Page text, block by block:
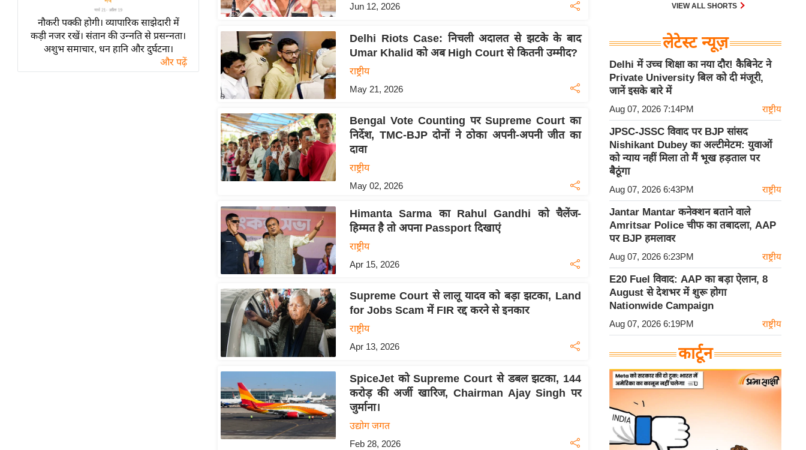
टेक्नॉलॉजी
ब्यूटी/फैशन
घरेलू नुस्खे
नौकरी पक्की होगी। व्यापारिक साझेदारी में
कड़ी नजर रखें। संतान की उन्नति से प्रसन्नता।
अशुभ समाचार, धन हानि और दुर्घटना।
और पढ़ें
Jun 12, 2026
Delhi Riots Case: निचली अदालत से झटके के बाद
Umar Khalid को अब High Court से कितनी उम्मीद?
राष्ट्रीय
May 21, 2026
Bengal Vote Counting पर Supreme Court का
निर्देश, TMC-BJP दोनों ने ठोका अपनी-अपनी जीत का
दावा
राष्ट्रीय
May 02, 2026
Himanta Sarma का Rahul Gandhi को चैलेंज-
हिम्मत है तो अपना Passport दिखाएं
राष्ट्रीय
Apr 15, 2026
Supreme Court से लालू यादव को बड़ा झटका, Land
for Jobs Scam में FIR रद्द करने से इनकार
राष्ट्रीय
Apr 13, 2026
SpiceJet को Supreme Court से डबल झटका, 144
करोड़ की अर्जी खारिज, Chairman Ajay Singh पर
जुर्माना।
उद्योग जगत
Feb 28, 2026
VIEW ALL SHORTS
लेटेस्ट न्यूज़
Delhi में उच्च शिक्षा का नया दौर! कैबिनेट ने
Private University बिल को दी मंजूरी,
जानें इसके बारे में
Aug 07, 2026 7:14PM राष्ट्रीय
JPSC-JSSC विवाद पर BJP सांसद
Nishikant Dubey का अल्टीमेटम: युवाओं
को न्याय नहीं मिला तो मैं भूख हड़ताल पर
बैठूंगा
Aug 07, 2026 6:43PM राष्ट्रीय
Jantar Mantar कनेक्शन बताने वाले
Amritsar Police चीफ का तबादला, AAP
पर BJP हमलावर
Aug 07, 2026 6:23PM राष्ट्रीय
E20 Fuel विवाद: AAP का बड़ा ऐलान, 8
August से देशभर में शुरू होगा
Nationwide Campaign
Aug 07, 2026 6:19PM राष्ट्रीय
कार्टून